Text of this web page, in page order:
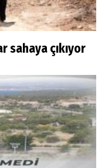
sahaya çıkıyor